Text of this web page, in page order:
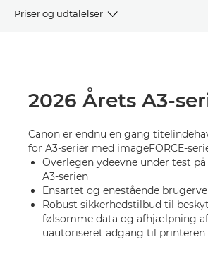
Priser og udtalelser
KONTAKT OS
2026 Årets A3-
Canon er endnu en gang
for A3-serier med imageFORCE-
Overlegen ydeevne under test
A3-serien
Ensartet og enestående
Robust sikkerhedstilbud til
følsomme data og afhjælpning
uautoriseret adgang til